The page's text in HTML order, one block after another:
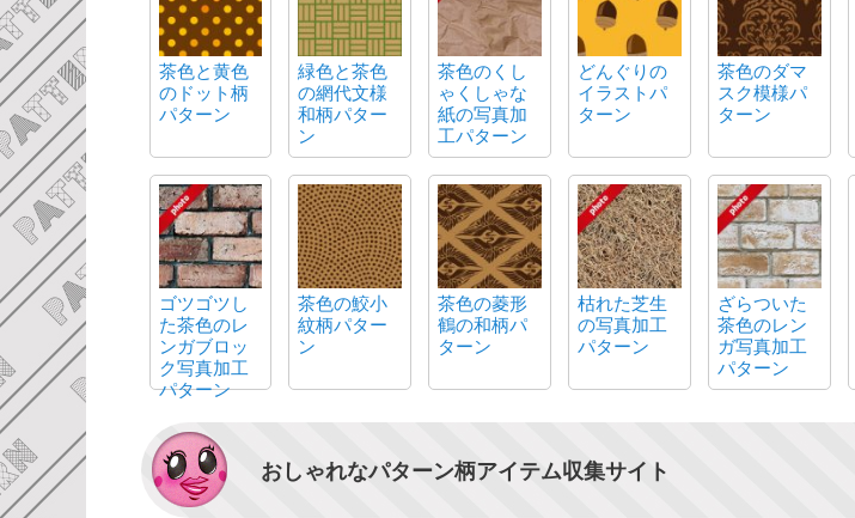
茶色と黄色
のドット柄
パターン
緑色と茶色
の網代文様
和柄パター
ン
茶色のくし
ゃくしゃな
紙の写真加
工パターン
どんぐりの
イラストパ
ターン
茶色のダマ
スク模様パ
ターン
ゴツゴツし
た茶色のレ
ンガブロッ
ク写真加工
パターン
茶色の鮫小
紋柄パター
ン
茶色の菱形
鶴の和柄パ
ターン
枯れた芝生
の写真加工
パターン
ざらついた
茶色のレン
ガ写真加工
パターン
おしゃれなパターン柄アイテム収集サイト